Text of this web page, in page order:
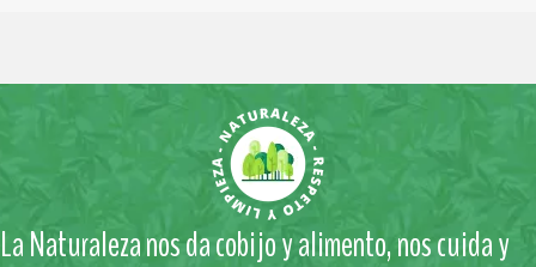
La Naturaleza nos da cobijo y alimento, nos cuida y